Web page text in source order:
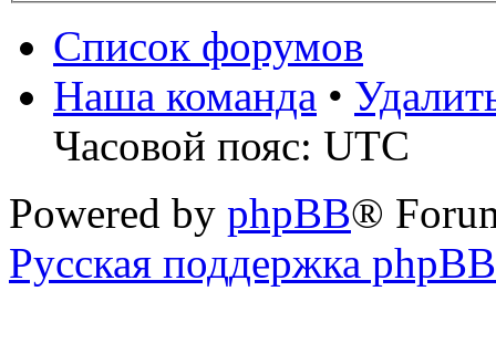
Список форумов
Наша команда •
Часовой пояс: UTC
Powered by phpBB®
Русская поддержка phpBB